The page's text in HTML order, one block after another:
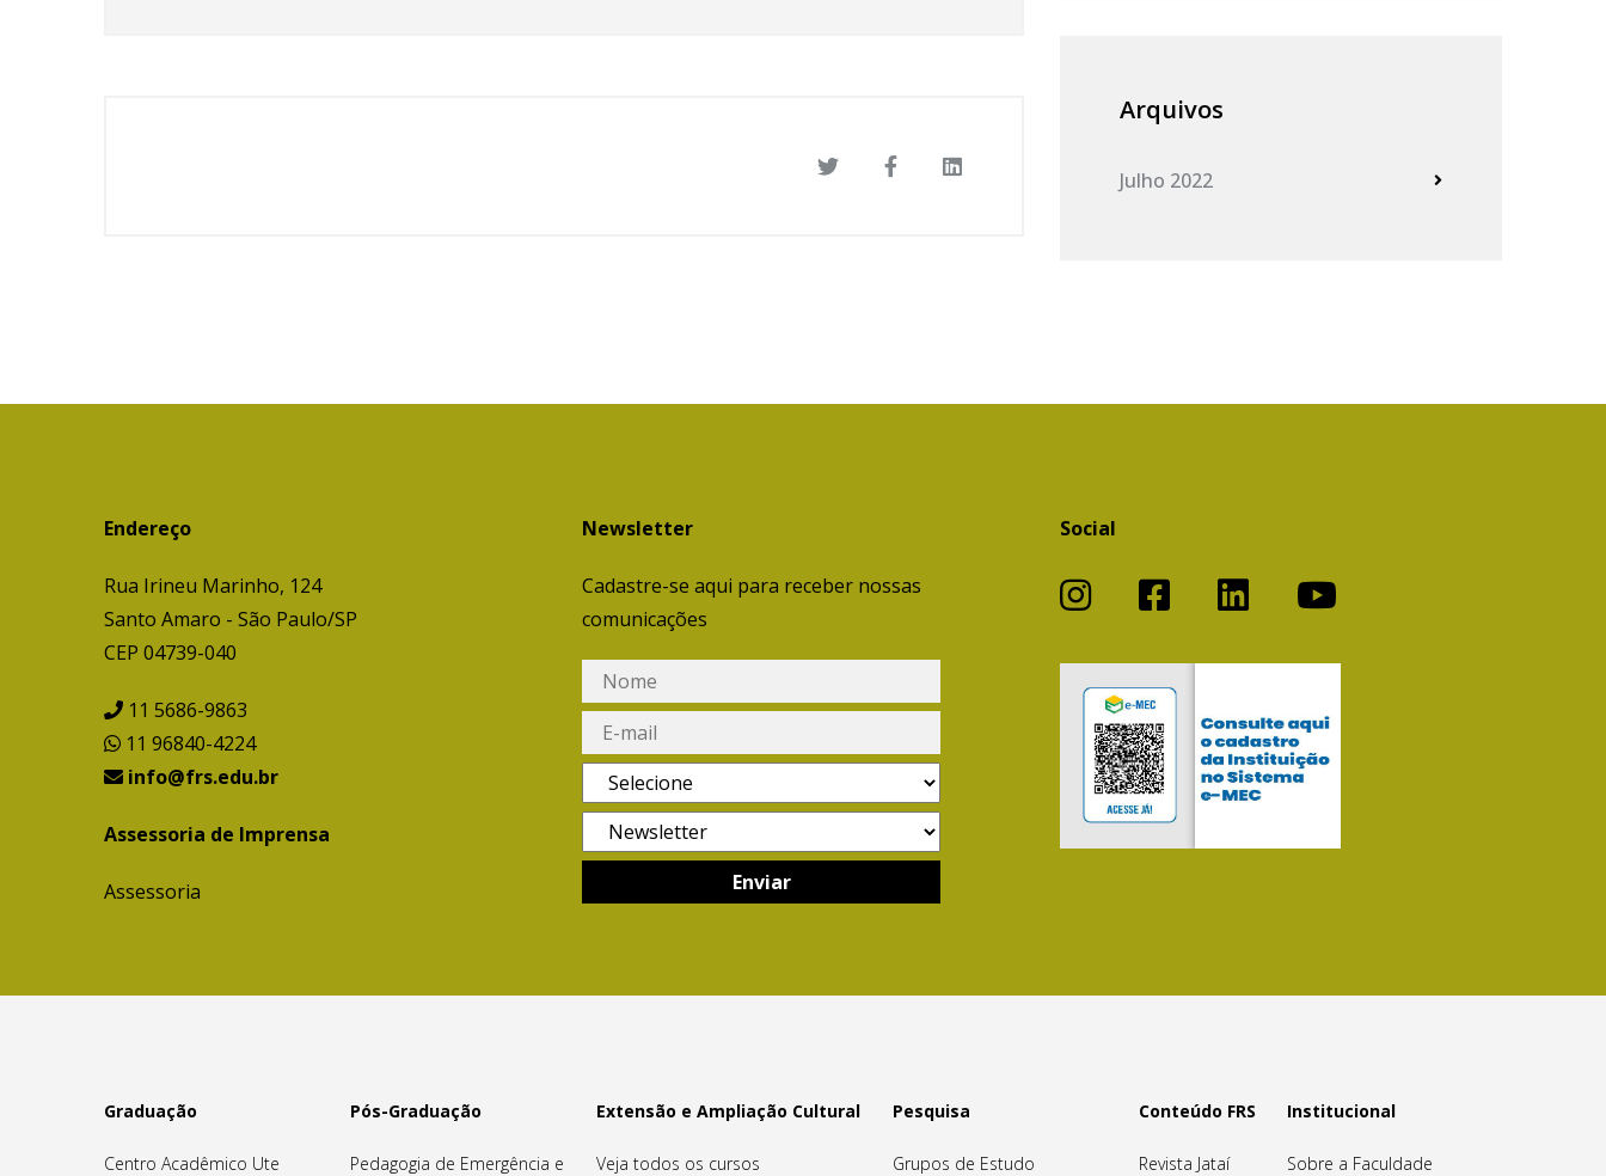
Arquivos
Julho 2022
Endereço
Rua Irineu Marinho, 124
Santo Amaro - São Paulo/SP
CEP 04739-040
11 5686-9863
11 96840-4224
info@frs.edu.br
Assessoria de Imprensa
Assessoria
Newsletter
Cadastre-se aqui para receber nossas
comunicações
Social
Graduação
Centro Acadêmico Ute
Pós-Graduação
Pedagogia de Emergência e
Extensão e Ampliação Cultural
Veja todos os cursos
Pesquisa
Grupos de Estudo
Conteúdo FRS
Revista Jataí
Institucional
Sobre a Faculdade